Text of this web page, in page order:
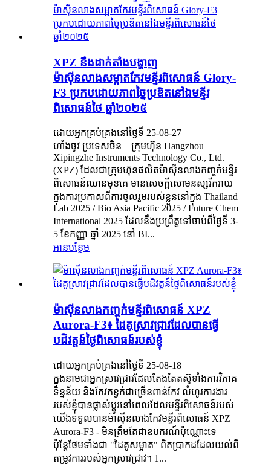
XPZ នឹងដាក់តាំងបង្ហាញ
ម៉ាស៊ីនលាងសម្អាតកែវមន្ទីរពិសោធន៍ Glory-
F3 ប្រកបដោយភាពច្នៃប្រឌិតនៅឯមន្ទីរ
ពិសោធន៍ថៃ ឆ្នាំ២០២៥
ដោយអ្នកគ្រប់គ្រងនៅថ្ងៃទី 25-08-27
ហាំងចូវ ប្រទេសចិន – ក្រុមហ៊ុន Hangzhou
Xipingzhe Instruments Technology Co., Ltd.
(XPZ) ដែលជាក្រុមហ៊ុនផលិតម៉ាស៊ីនលាងកញ្ចក់មន្ទីរ
ពិសោធន៍ឈានមុខគេ មានសេចក្តីសោមនស្សរីករាយ
ក្នុងការប្រកាសពីការចូលរួមរបស់ខ្លួននៅក្នុង Thailand
Lab 2025 / Bio Asia Pacific 2025 / Future Chem
International 2025 ដែលនឹងប្រព្រឹត្តទៅចាប់ពីថ្ងៃទី 3-
5 ខែកញ្ញា ឆ្នាំ 2025 នៅ BI...
អានបន្ថែម
ម៉ាស៊ីន​លាង​កញ្ចក់​មន្ទីរពិសោធន៍ XPZ
Aurora-F3៖ ដៃគូ​ស្រាវជ្រាវ​ដែល​បាន​ធ្វើ​
បដិវត្តន៍​ថ្ងៃ​ពិសោធន៍​របស់​ខ្ញុំ
ដោយអ្នកគ្រប់គ្រងនៅថ្ងៃទី 25-08-18
ក្នុងនាមជាអ្នកស្រាវជ្រាវដែលតែងតែតស៊ូទាំងការវិភាគ
ទិន្នន័យ និងកែវកខ្វក់ជាច្រើនពាន់កែវ លំហូរការងារ
របស់ខ្ញុំបានផ្លាស់ប្តូរនៅពេលដែលមន្ទីរពិសោធន៍របស់
យើងទទួលបានម៉ាស៊ីនលាងកែវមន្ទីរពិសោធន៍ XPZ
Aurora-F3 - មិនត្រឹមតែជាឧបករណ៍ប៉ុណ្ណោះទេ
ប៉ុន្តែថែមទាំងជា "ដៃគូសម្អាត" ពិតប្រាកដដែលយល់ពី
តម្រូវការរបស់អ្នកស្រាវជ្រាវ។ 1...